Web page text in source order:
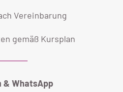
Vereinbarung
gemäß Kursplan
& WhatsApp